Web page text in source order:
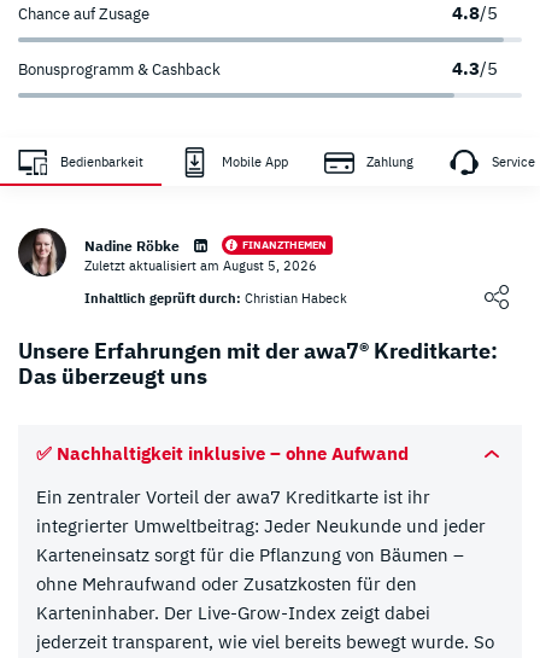
Chance auf Zusage 4.8/5
Bonusprogramm & Cashback 4.3/5
Zahlungsanbieter
Bedienbarkeit Mobile App Zahlung Service
Nadine Röbke FINANZTHEMEN
Zuletzt aktualisiert am August 5, 2026
Inhaltlich geprüft durch: Christian Habeck
Unsere Erfahrungen mit der awa7® Kreditkarte:
Das überzeugt uns
✅ Nachhaltigkeit inklusive – ohne Aufwand
Ein zentraler Vorteil der awa7 Kreditkarte ist ihr
integrierter Umweltbeitrag: Jeder Neukunde und jeder
Karteneinsatz sorgt für die Pflanzung von Bäumen –
ohne Mehraufwand oder Zusatzkosten für den
Karteninhaber. Der Live-Grow-Index zeigt dabei
jederzeit transparent, wie viel bereits bewegt wurde. So